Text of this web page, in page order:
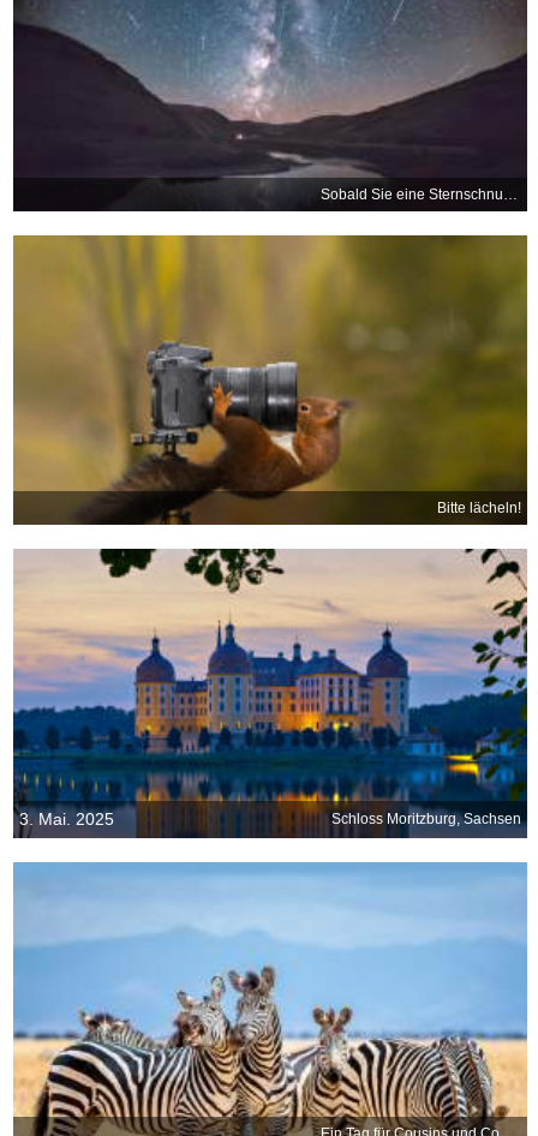
Sobald Sie eine Sternschnuppe sehen, wünschen Sie sich etwas
Bitte lächeln!
3. Mai. 2025 Schloss Moritzburg, Sachsen